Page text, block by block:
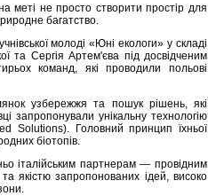
меті не просто створити простір для
багатство.
молоді «Юні екологи» у складі
та Сергія Артем'єва під досвідченим
команд, які проводили польові
узбережжя та пошук рішень, які
запропонували унікальну технологію
Solutions). Головний принцип їхньої
біотопів.
італійським партнерам — провідним
якістю запропонованих ідей, високо